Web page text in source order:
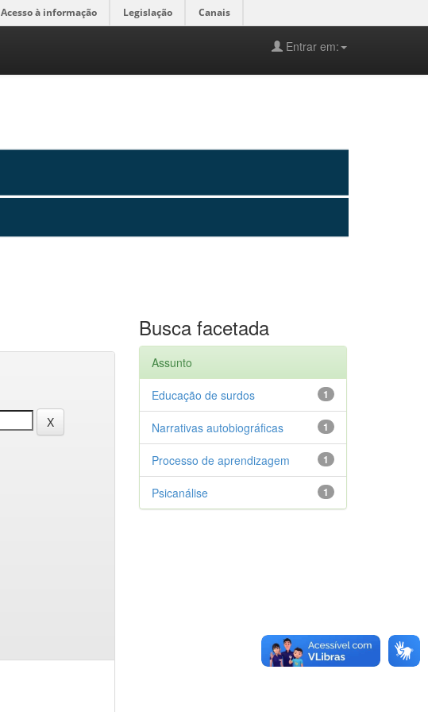
Acesso à informação Legislação Canais
Entrar em:
Busca facetada
Assunto
1
Educação de surdos
1
Narrativas autobiográficas
1
Processo de aprendizagem
1
Psicanálise